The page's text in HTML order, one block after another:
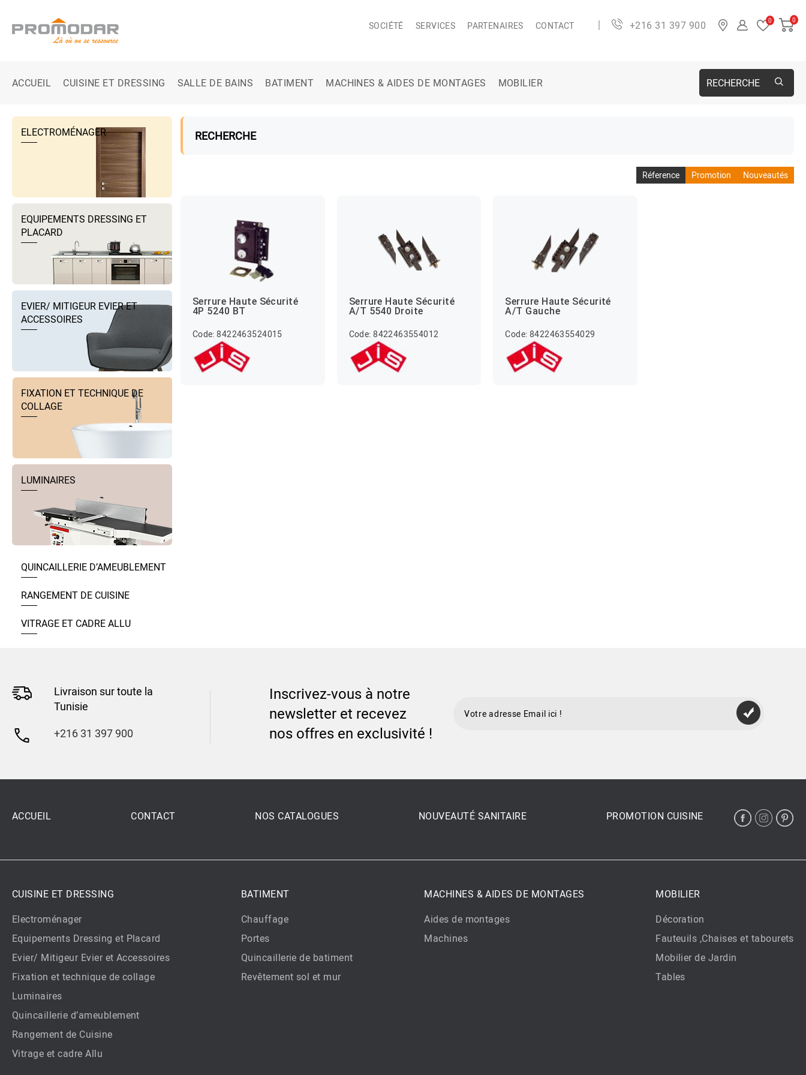
SOCIÉTÉ SERVICES PARTENAIRES CONTACT +216 31 397 900 0 0
ACCUEIL CUISINE ET DRESSING SALLE DE BAINS BATIMENT MACHINES & AIDES DE MONTAGES MOBILIER RECHERCHE
ELECTROMÉNAGER
EQUIPEMENTS DRESSING ET
PLACARD
EVIER/ MITIGEUR EVIER ET
ACCESSOIRES
FIXATION ET TECHNIQUE DE
COLLAGE
LUMINAIRES
QUINCAILLERIE D’AMEUBLEMENT
RANGEMENT DE CUISINE
VITRAGE ET CADRE ALLU
RECHERCHE
Réference Promotion Nouveautés
Serrure Haute Sécurité
4P 5240 BT
Code: 8422463524015
Serrure Haute Sécurité
A/T 5540 Droite
Code: 8422463554012
Serrure Haute Sécurité
A/T Gauche
Code: 8422463554029
Livraison sur toute la
Tunisie
+216 31 397 900
Inscrivez-vous à notre
newsletter et recevez
nos offres en exclusivité !
ACCUEIL CONTACT NOS CATALOGUES NOUVEAUTÉ SANITAIRE PROMOTION CUISINE
CUISINE ET DRESSING
Electroménager
Equipements Dressing et Placard
Evier/ Mitigeur Evier et Accessoires
Fixation et technique de collage
Luminaires
Quincaillerie d’ameublement
Rangement de Cuisine
Vitrage et cadre Allu
BATIMENT
Chauffage
Portes
Quincaillerie de batiment
Revêtement sol et mur
MACHINES & AIDES DE MONTAGES
Aides de montages
Machines
MOBILIER
Décoration
Fauteuils ,Chaises et tabourets
Mobilier de Jardin
Tables